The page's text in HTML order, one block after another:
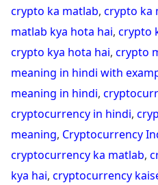
crypto ka matlab, crypto ka
matlab kya hota hai, crypto
crypto kya hota hai, crypto
meaning in hindi with
meaning in hindi,
cryptocurrency in hindi,
meaning, Cryptocurrency
cryptocurrency ka matlab,
kya hai, cryptocurrency